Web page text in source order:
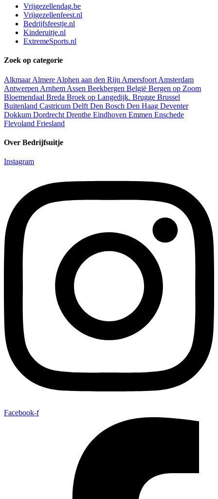
Vrijgezellendag.be
Vrijgezellenfeest.nl
Bedrijfsfeestje.nl
Kinderuitje.nl
ExtremeSports.nl
Zoek op categorie
Alkmaar Almere Alphen aan den Rijn Amersfoort Amsterdam
Antwerpen Arnhem Assen Beekbergen België Bergen op Zoom
Bloemendaal Breda Broek op Langedijk. Brugge Brussel
Buitenland Castricum Delft Den Bosch Den Haag Deventer
Dokkum Dordrecht Drenthe Eindhoven Emmen Enschede
Flevoland Friesland
Over Bedrijfsuitje
Instagram
Facebook-f